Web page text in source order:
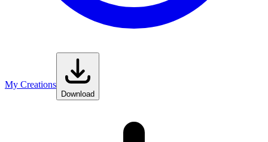
My Creations
Download